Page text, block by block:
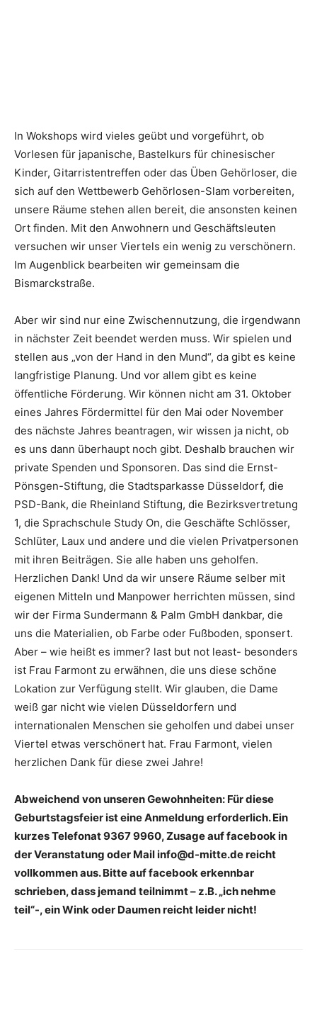
In Wokshops wird vieles geübt und vorgeführt, ob
Vorlesen für japanische, Bastelkurs für chinesischer
Kinder, Gitarristentreffen oder das Üben Gehörloser, die
sich auf den Wettbewerb Gehörlosen-Slam vorbereiten,
unsere Räume stehen allen bereit, die ansonsten keinen
Ort finden. Mit den Anwohnern und Geschäftsleuten
versuchen wir unser Viertels ein wenig zu verschönern.
Im Augenblick bearbeiten wir gemeinsam die
Bismarckstraße.
Aber wir sind nur eine Zwischennutzung, die irgendwann
in nächster Zeit beendet werden muss. Wir spielen und
stellen aus „von der Hand in den Mund“, da gibt es keine
langfristige Planung. Und vor allem gibt es keine
öffentliche Förderung. Wir können nicht am 31. Oktober
eines Jahres Fördermittel für den Mai oder November
des nächste Jahres beantragen, wir wissen ja nicht, ob
es uns dann überhaupt noch gibt. Deshalb brauchen wir
private Spenden und Sponsoren. Das sind die Ernst-
Pönsgen-Stiftung, die Stadtsparkasse Düsseldorf, die
PSD-Bank, die Rheinland Stiftung, die Bezirksvertretung
1, die Sprachschule Study On, die Geschäfte Schlösser,
Schlüter, Laux und andere und die vielen Privatpersonen
mit ihren Beiträgen. Sie alle haben uns geholfen.
Herzlichen Dank! Und da wir unsere Räume selber mit
eigenen Mitteln und Manpower herrichten müssen, sind
wir der Firma Sundermann & Palm GmbH dankbar, die
uns die Materialien, ob Farbe oder Fußboden, sponsert.
Aber – wie heißt es immer? last but not least- besonders
ist Frau Farmont zu erwähnen, die uns diese schöne
Lokation zur Verfügung stellt. Wir glauben, die Dame
weiß gar nicht wie vielen Düsseldorfern und
internationalen Menschen sie geholfen und dabei unser
Viertel etwas verschönert hat. Frau Farmont, vielen
herzlichen Dank für diese zwei Jahre!
Abweichend von unseren Gewohnheiten: Für diese
Geburtstagsfeier ist eine Anmeldung erforderlich. Ein
kurzes Telefonat 9367 9960, Zusage auf facebook in
der Veranstatung oder Mailinfo@d-mitte.dereicht
vollkommen aus. Bitte auf facebook erkennbar
schrieben, dass jemand teilnimmt – z.B. „ich nehme
teil“-, ein Wink oder Daumen reicht leider nicht!